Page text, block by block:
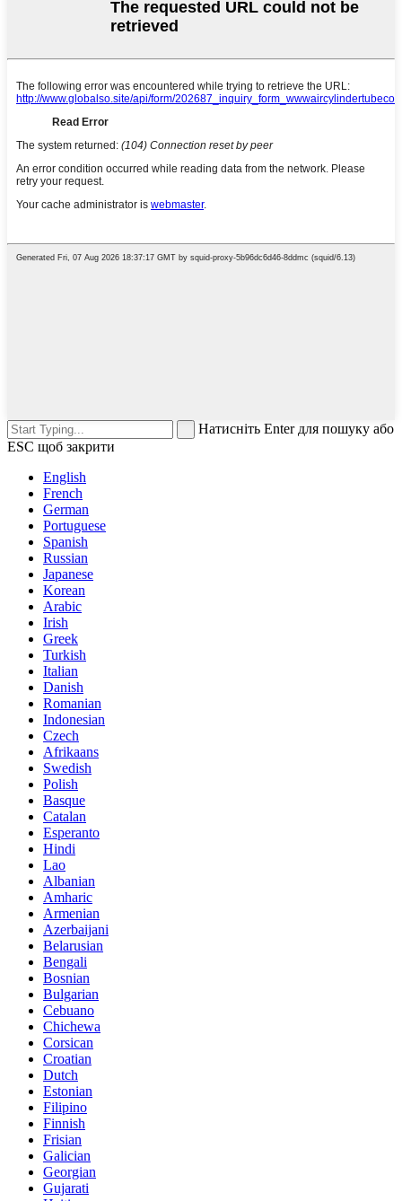
Натисніть Enter для пошуку або
ESC щоб закрити
English
French
German
Portuguese
Spanish
Russian
Japanese
Korean
Arabic
Irish
Greek
Turkish
Italian
Danish
Romanian
Indonesian
Czech
Afrikaans
Swedish
Polish
Basque
Catalan
Esperanto
Hindi
Lao
Albanian
Amharic
Armenian
Azerbaijani
Belarusian
Bengali
Bosnian
Bulgarian
Cebuano
Chichewa
Corsican
Croatian
Dutch
Estonian
Filipino
Finnish
Frisian
Galician
Georgian
Gujarati